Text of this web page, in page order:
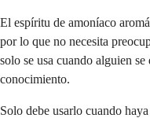
El espíritu de amoníaco
por lo que no necesita
solo se usa cuando alguien
conocimiento.
Solo debe usarlo cuando